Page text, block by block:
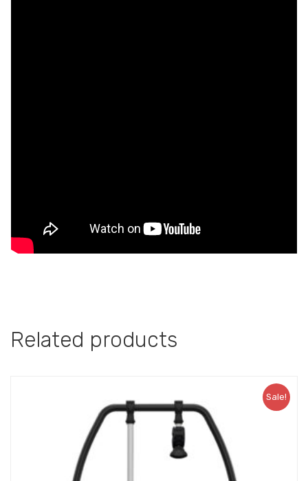
Related products
Sale!